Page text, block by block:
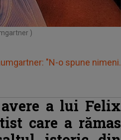
)
"N-o spune nimeni.
a lui Felix
care a rămas